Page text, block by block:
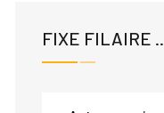
FIXE FILAIRE